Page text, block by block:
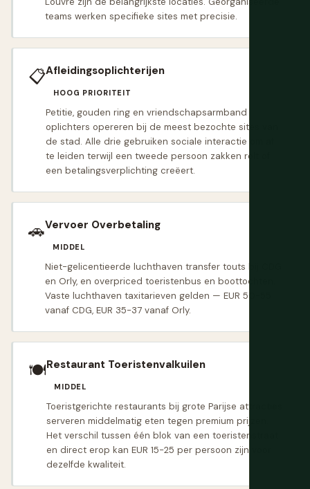
teams werken specifieke sites met precisie.
📋Afleidingsoplichterijen
HOOG PRIORITEIT
Petitie, gouden ring en vriendschapsarmband
oplichters opereren bij de meest bezochte sites van
de stad. Alle drie gebruiken sociale interactie om af
te leiden terwijl een tweede persoon zakken rolt of
een betalingsverplichting creëert.
🚗Vervoer Overbetaling
MIDDEL
Niet-gelicentieerde luchthaven transfer touts bij CDG
en Orly, en overpriced toeristenbus en boottochten.
Vaste luchthaven taxitarieven gelden — EUR 50-55
vanaf CDG, EUR 35-37 vanaf Orly.
🍽Restaurant Toeristenvalkuilen
MIDDEL
Toeristgerichte restaurants bij grote Parijse attracties
serveren middelmatig eten tegen premium prijzen.
Het verschil tussen één blok van een toeristenstraat
en direct erop kan EUR 15-25 per persoon zijn voor
dezelfde kwaliteit.